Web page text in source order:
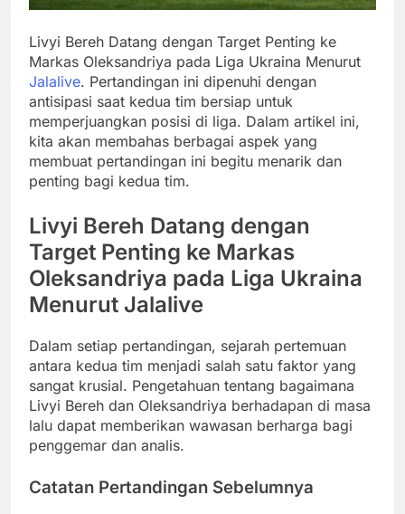
Livyi Bereh Datang dengan Target Penting ke
Markas Oleksandriya pada Liga Ukraina Menurut
Jalalive. Pertandingan ini dipenuhi dengan
antisipasi saat kedua tim bersiap untuk
memperjuangkan posisi di liga. Dalam artikel ini,
kita akan membahas berbagai aspek yang
membuat pertandingan ini begitu menarik dan
penting bagi kedua tim.
Livyi Bereh Datang dengan
Target Penting ke Markas
Oleksandriya pada Liga Ukraina
Menurut Jalalive
Dalam setiap pertandingan, sejarah pertemuan
antara kedua tim menjadi salah satu faktor yang
sangat krusial. Pengetahuan tentang bagaimana
Livyi Bereh dan Oleksandriya berhadapan di masa
lalu dapat memberikan wawasan berharga bagi
penggemar dan analis.
Catatan Pertandingan Sebelumnya